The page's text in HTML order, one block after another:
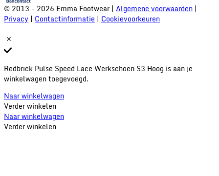
© 2013 - 2026 Emma Footwear | Algemene voorwaarden |
Privacy | Contactinformatie | Cookievoorkeuren
Redbrick Pulse Speed Lace Werkschoen S3 Hoog is aan je
winkelwagen toegevoegd.
Naar winkelwagen
Verder winkelen
Naar winkelwagen
Verder winkelen